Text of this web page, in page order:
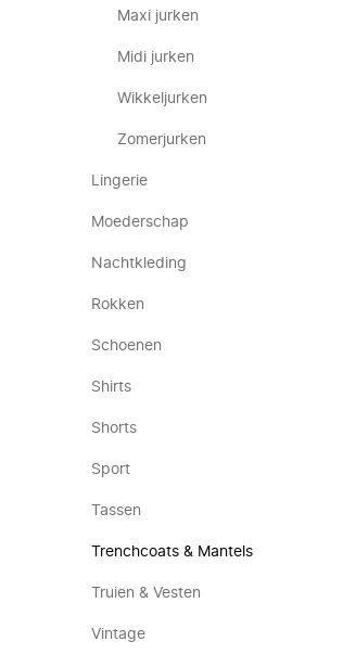
Maxi jurken
Midi jurken
Wikkeljurken
Zomerjurken
Lingerie
Moederschap
Nachtkleding
Rokken
Schoenen
Shirts
Shorts
Sport
Tassen
Trenchcoats & Mantels
Truien & Vesten
Vintage